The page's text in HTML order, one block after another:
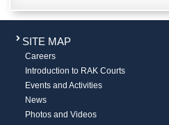
SITE MAP
Careers
Introduction to RAK Courts
Events and Activities
News
Photos and Videos